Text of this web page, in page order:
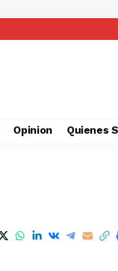
Opinion Quienes